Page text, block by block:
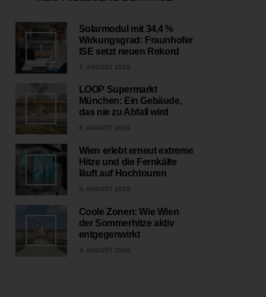
1
Solarmodul mit 34,4 %
Wirkungsgrad: Fraunhofer
ISE setzt neuen Rekord
7. AUGUST 2026
2
LOOP Supermarkt
München: Ein Gebäude,
das nie zu Abfall wird
6. AUGUST 2026
3
Wien erlebt erneut extreme
Hitze und die Fernkälte
läuft auf Hochtouren
5. AUGUST 2026
4
Coole Zonen: Wie Wien
der Sommerhitze aktiv
entgegenwirkt
3. AUGUST 2026